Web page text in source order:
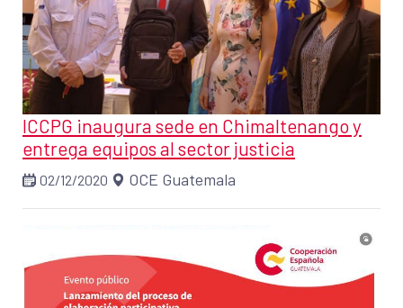
ICCPG inaugura sede en Chimaltenango y
entrega equipos al sector justicia
02/12/2020 OCE Guatemala